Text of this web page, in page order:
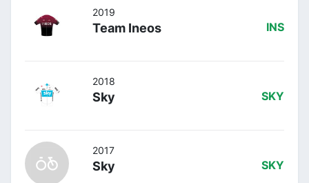
2019
Team Ineos INS
2018
Sky SKY
2017
Sky SKY